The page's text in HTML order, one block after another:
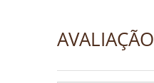
AVALIAÇÃO